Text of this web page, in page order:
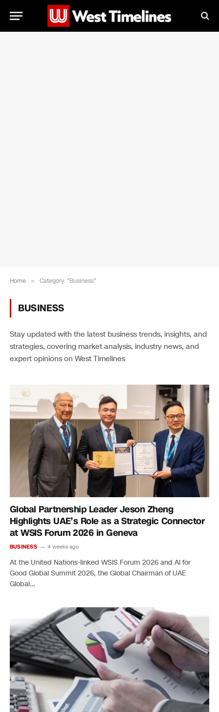
Home » Category: "Business"
BUSINESS
Stay updated with the latest business trends, insights, and
strategies, covering market analysis, industry news, and
expert opinions on West Timelines
Global Partnership Leader Jeson Zheng
Highlights UAE’s Role as a Strategic Connector
at WSIS Forum 2026 in Geneva
BUSINESS 4 weeks ago
At the United Nations-linked WSIS Forum 2026 and AI for
Good Global Summit 2026, the Global Chairman of UAE
Global…